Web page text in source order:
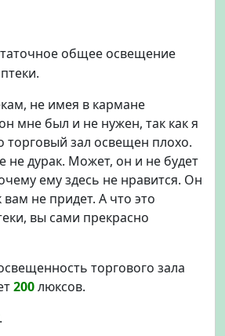
общее освещение
не имея в кармане
мне был и не нужен, так как я
торговый зал освещен плохо.
не дурак. Может, он и не будет
ему здесь не нравится. Он
не придет. А что это
вы сами прекрасно
торгового зала
200люксов.
.